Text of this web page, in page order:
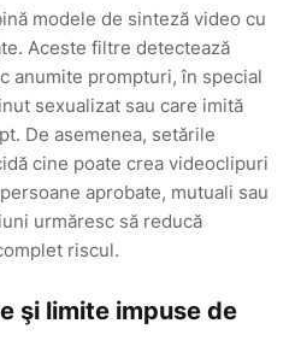
modele de sinteză video cu
Aceste filtre detectează
anumite prompturi, în special
sexualizat sau care imită
De asemenea, setările
cine poate crea videoclipuri
aprobate, mutuali sau
urmăresc să reducă
riscul.
şi limite impuse de